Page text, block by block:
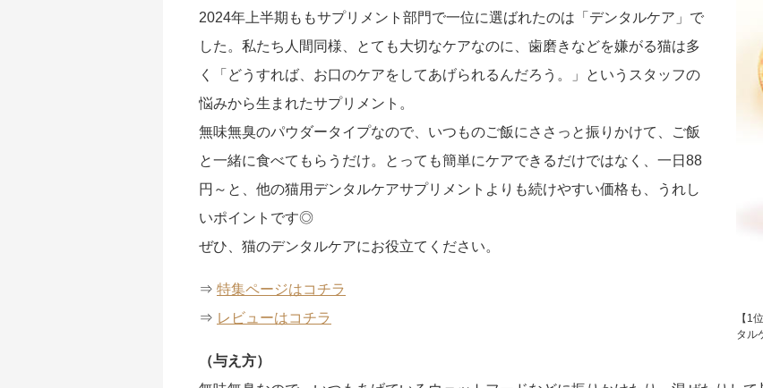
【1
タル
2024年上半期ももサプリメント部門で一位に選ばれたのは「デンタルケア」で
した。私たち人間同様、とても大切なケアなのに、歯磨きなどを嫌がる猫は多
く「どうすれば、お口のケアをしてあげられるんだろう。」というスタッフの
悩みから生まれたサプリメント。
無味無臭のパウダータイプなので、いつものご飯にささっと振りかけて、ご飯
と一緒に食べてもらうだけ。とっても簡単にケアできるだけではなく、一日88
円～と、他の猫用デンタルケアサプリメントよりも続けやすい価格も、うれし
いポイントです◎
ぜひ、猫のデンタルケアにお役立てください。
⇒ 特集ページはコチラ
⇒ レビューはコチラ
（与え方）